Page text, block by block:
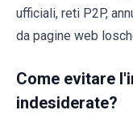
ufficiali, reti P2P,
da pagine web
Come evitare
indesiderate?